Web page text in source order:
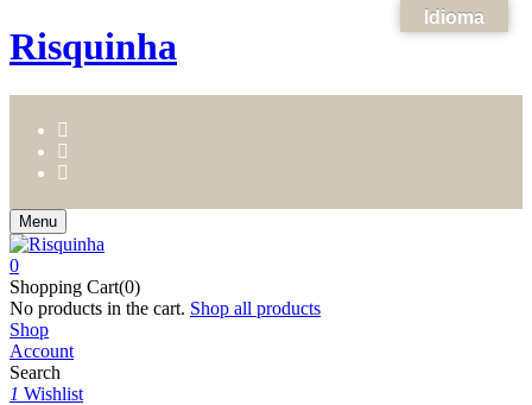
Risquinha
Menu
0
Shopping Cart(0)
No products in the cart. Shop all products
Shop
Account
Search
1 Wishlist
Idioma